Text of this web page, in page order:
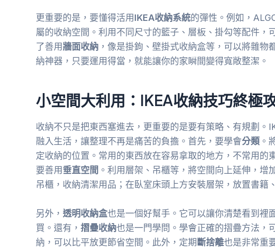
更重要的是，要懂得活用IKEA收納系統的彈性。例如，
屬的收納空間。利用不同尺寸的籃子、層板、掛勾等配件，
了善用牆面收納 ，像是掛鉤、壁掛式收納盒等，可以將雜
納神器，只要運用得當，就能讓你的家瞬間變得寬敞整潔。
小空間大利用：IKEA收納技巧終極
收納不只是把東西塞進去，更重要的是要有策略、有規劃。
融入生活，讓整理不再是痛苦的負擔。首先，要學會分類 。
定收納的位置。常用的東西放在容易拿取的地方，不常用的
要善用垂直空間 。利用層架、吊櫃等，將空間向上延伸，
吊櫃，收納清潔用品；在臥室床頭上方安裝層架，放置書籍
另外， 透明收納盒也是一個好幫手。它可以讓你清楚看到裡
買。還有， 摺疊收納也是一門學問。學會正確的摺疊方法，
納，可以比平放更節省空間。此外，定期 斷捨離也是非常重